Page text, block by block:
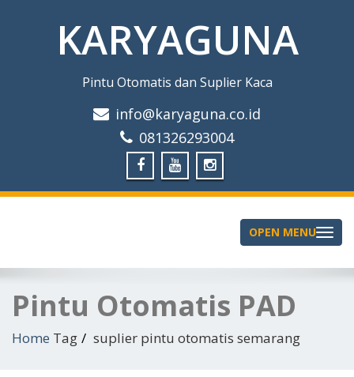
KARYAGUNA
Pintu Otomatis dan Suplier Kaca
info@karyaguna.co.id
081326293004
Toggle
navigation
OPEN MENU
Pintu Otomatis PAD
Home Tag suplier pintu otomatis semarang